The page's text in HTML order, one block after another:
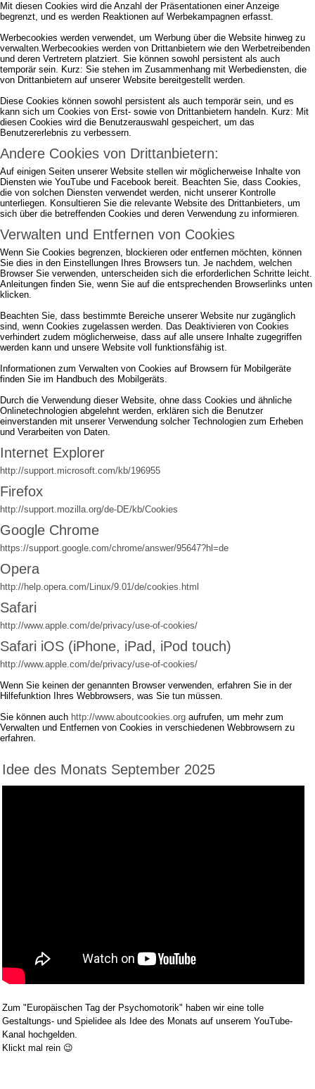
Mit diesen Cookies wird die Anzahl der Präsentationen einer Anzeige
begrenzt, und es werden Reaktionen auf Werbekampagnen erfasst.
Werbecookies werden verwendet, um Werbung über die Website hinweg zu
verwalten.Werbecookies werden von Drittanbietern wie den Werbetreibenden
und deren Vertretern platziert. Sie können sowohl persistent als auch
temporär sein. Kurz: Sie stehen im Zusammenhang mit Werbediensten, die
von Drittanbietern auf unserer Website bereitgestellt werden.
Diese Cookies können sowohl persistent als auch temporär sein, und es
kann sich um Cookies von Erst- sowie von Drittanbietern handeln. Kurz: Mit
diesen Cookies wird die Benutzerauswahl gespeichert, um das
Benutzererlebnis zu verbessern.
Andere Cookies von Drittanbietern:
Auf einigen Seiten unserer Website stellen wir möglicherweise Inhalte von
Diensten wie YouTube und Facebook bereit. Beachten Sie, dass Cookies,
die von solchen Diensten verwendet werden, nicht unserer Kontrolle
unterliegen. Konsultieren Sie die relevante Website des Drittanbieters, um
sich über die betreffenden Cookies und deren Verwendung zu informieren.
Verwalten und Entfernen von Cookies
Wenn Sie Cookies begrenzen, blockieren oder entfernen möchten, können
Sie dies in den Einstellungen Ihres Browsers tun. Je nachdem, welchen
Browser Sie verwenden, unterscheiden sich die erforderlichen Schritte leicht.
Anleitungen finden Sie, wenn Sie auf die entsprechenden Browserlinks unten
klicken.
Beachten Sie, dass bestimmte Bereiche unserer Website nur zugänglich
sind, wenn Cookies zugelassen werden. Das Deaktivieren von Cookies
verhindert zudem möglicherweise, dass auf alle unsere Inhalte zugegriffen
werden kann und unsere Website voll funktionsfähig ist.
Informationen zum Verwalten von Cookies auf Browsern für Mobilgeräte
finden Sie im Handbuch des Mobilgeräts.
Durch die Verwendung dieser Website, ohne dass Cookies und ähnliche
Onlinetechnologien abgelehnt werden, erklären sich die Benutzer
einverstanden mit unserer Verwendung solcher Technologien zum Erheben
und Verarbeiten von Daten.
Internet Explorer
http://support.microsoft.com/kb/196955
Firefox
http://support.mozilla.org/de-DE/kb/Cookies
Google Chrome
https://support.google.com/chrome/answer/95647?hl=de
Opera
http://help.opera.com/Linux/9.01/de/cookies.html
Safari
http://www.apple.com/de/privacy/use-of-cookies/
Safari iOS (iPhone, iPad, iPod touch)
http://www.apple.com/de/privacy/use-of-cookies/
Wenn Sie keinen der genannten Browser verwenden, erfahren Sie in der
Hilfefunktion Ihres Webbrowsers, was Sie tun müssen.
Sie können auch http://www.aboutcookies.org aufrufen, um mehr zum
Verwalten und Entfernen von Cookies in verschiedenen Webbrowsern zu
erfahren.
Idee des Monats September 2025
Zum "Europäischen Tag der Psychomotorik" haben wir eine tolle
Gestaltungs- und Spielidee als Idee des Monats auf unserem YouTube-
Kanal hochgelden.
Klickt mal rein 😉